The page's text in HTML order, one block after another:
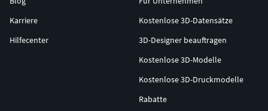
Karriere
Hilfecenter
Kostenlose 3D-Datensätze
3D-Designer beauftragen
Kostenlose 3D-Modelle
Kostenlose 3D-Druckmodelle
Rabatte